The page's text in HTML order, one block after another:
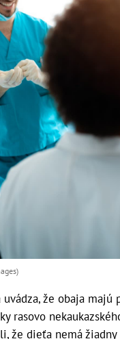
uvádza, že obaja
rasovo
že dieťa nemá